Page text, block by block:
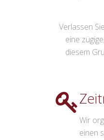
Verlassen
eine
diesem
Wir
einen